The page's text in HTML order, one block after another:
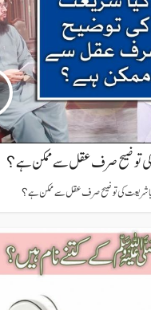
کی توضیح صرف عقل سے ممکن ہے؟
شریعت کی توضیح صرف عقل سے ممکن ہے؟